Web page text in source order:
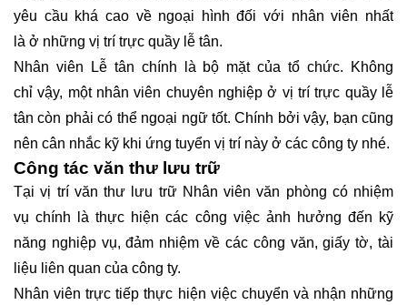
yêu cầu khá cao về ngoại hình đối với nhân viên nhất
là ở những vị trí trực quầy lễ tân.
Nhân viên Lễ tân chính là bộ mặt của tổ chức. Không
chỉ vậy, một nhân viên chuyên nghiệp ở vị trí trực quầy lễ
tân còn phải có thể ngoại ngữ tốt. Chính bởi vậy, bạn cũng
nên cân nhắc kỹ khi ứng tuyển vị trí này ở các công ty nhé.
Công tác văn thư lưu trữ
Tại vị trí văn thư lưu trữ Nhân viên văn phòng có nhiệm
vụ chính là thực hiện các công việc ảnh hưởng đến kỹ
năng nghiệp vụ, đảm nhiệm về các công văn, giấy tờ, tài
liệu liên quan của công ty.
Nhân viên trực tiếp thực hiện việc chuyển và nhận những